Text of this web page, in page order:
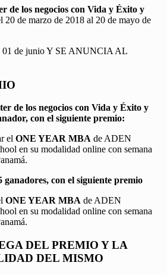
de los negocios con Vida y Éxito y
20 de marzo de 2018 al 20 de mayo de
de junio Y SE ANUNCIA AL
de los negocios con Vida y Éxito y
con el siguiente premio:
el ONE YEAR MBA de ADEN
en su modalidad online con semana
ganadores, con el siguiente premio
ONE YEAR MBA de ADEN
en su modalidad online con semana
DEL PREMIO Y LA
DEL MISMO